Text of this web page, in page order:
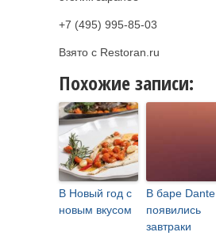
+7 (495) 995-85-03
Взято с Restoran.ru
Похожие записи:
В Новый год с
новым вкусом
В баре Dante
появились
завтраки